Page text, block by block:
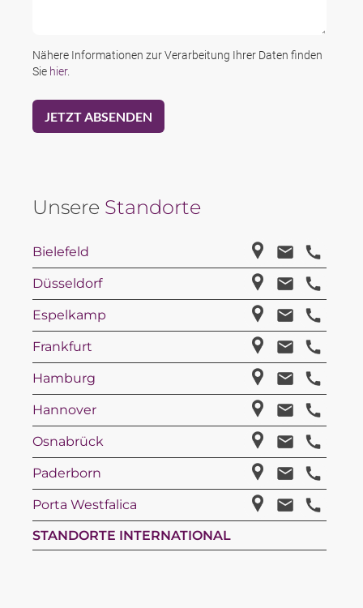
Nähere Informationen zur Verarbeitung Ihrer Daten finden
Sie hier.
Unsere Standorte
Bielefeld
Düsseldorf
Espelkamp
Frankfurt
Hamburg
Hannover
Osnabrück
Paderborn
Porta Westfalica
STANDORTE INTERNATIONAL